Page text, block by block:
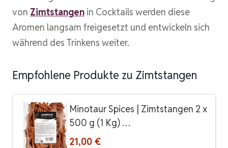
von Zimtstangen in Cocktails werden diese
Aromen langsam freigesetzt und entwickeln sich
während des Trinkens weiter.
Empfohlene Produkte zu Zimtstangen
Minotaur Spices | Zimtstangen 2 x
500 g (1 Kg) …
21,00 €